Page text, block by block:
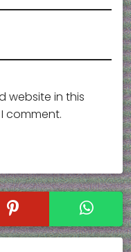
website in this
comment.